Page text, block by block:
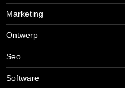
Marketing
Ontwerp
Seo
Software